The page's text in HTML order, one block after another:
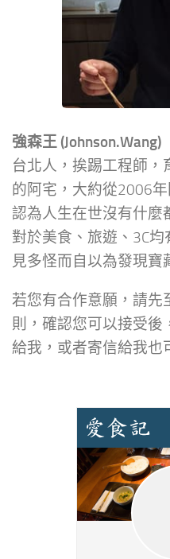
強森王 (Johnson.Wang)
台北人，挨踢工程師，
的阿宅，大約從2006
認為人生在世沒有什麼
對於美食、旅遊、3C
見多怪而自以為發現寶
若您有合作意願，請先
則，確認您可以接受後
給我，或者寄信給我也